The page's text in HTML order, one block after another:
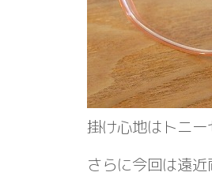
掛け心地はトニ
さらに今回は遠